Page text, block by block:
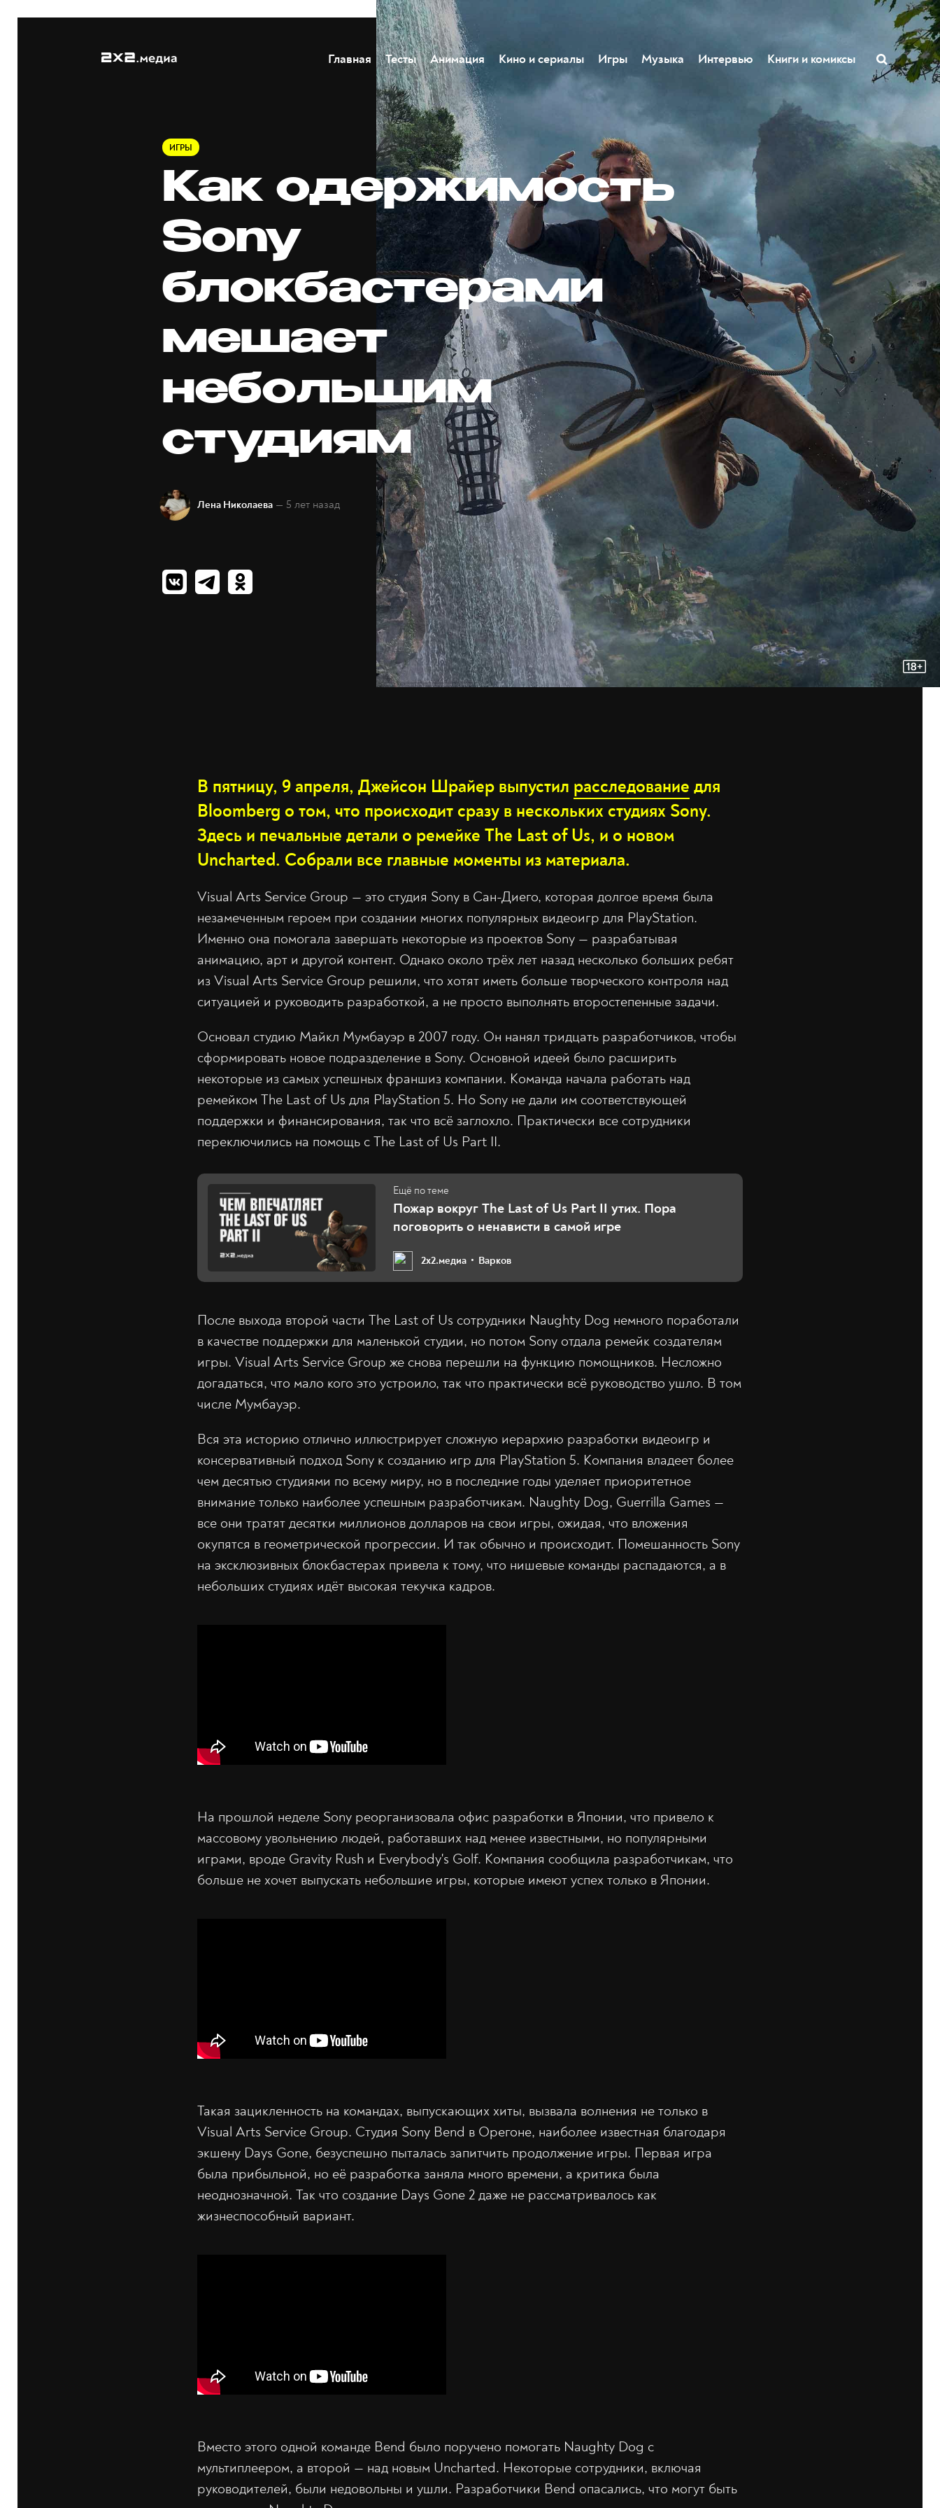
Главная Тесты Анимация Кино и сериалы Игры Музыка Интервью Книги и комиксы
ИГРЫ
Как одержимость
Sony
блокбастерами
мешает
небольшим
студиям
Лена Николаева — 5 лет назад
В пятницу, 9 апреля, Джейсон Шрайер выпустил расследование для
Bloomberg о том, что происходит сразу в нескольких студиях Sony.
Здесь и печальные детали о ремейке The Last of Us, и о новом
Uncharted. Собрали все главные моменты из материала.
Visual Arts Service Group — это студия Sony в Сан-Диего, которая долгое время была
незамеченным героем при создании многих популярных видеоигр для PlayStation.
Именно она помогала завершать некоторые из проектов Sony — разрабатывая
анимацию, арт и другой контент. Однако около трёх лет назад несколько больших ребят
из Visual Arts Service Group решили, что хотят иметь больше творческого контроля над
ситуацией и руководить разработкой, а не просто выполнять второстепенные задачи.
Основал студию Майкл Мумбауэр в 2007 году. Он нанял тридцать разработчиков, чтобы
сформировать новое подразделение в Sony. Основной идеей было расширить
некоторые из самых успешных франшиз компании. Команда начала работать над
ремейком The Last of Us для PlayStation 5. Но Sony не дали им соответствующей
поддержки и финансирования, так что всё заглохло. Практически все сотрудники
переключились на помощь с The Last of Us Part II.
Пожар вокруг The Last of Us Part II утих. Пора
поговорить о ненависти в самой игре
2х2.медиа Варков
После выхода второй части The Last of Us сотрудники Naughty Dog немного поработали
в качестве поддержки для маленькой студии, но потом Sony отдала ремейк создателям
игры. Visual Arts Service Group же снова перешли на функцию помощников. Несложно
догадаться, что мало кого это устроило, так что практически всё руководство ушло. В том
числе Мумбауэр.
Вся эта историю отлично иллюстрирует сложную иерархию разработки видеоигр и
консервативный подход Sony к созданию игр для PlayStation 5. Компания владеет более
чем десятью студиями по всему миру, но в последние годы уделяет приоритетное
внимание только наиболее успешным разработчикам. Naughty Dog, Guerrilla Games —
все они тратят десятки миллионов долларов на свои игры, ожидая, что вложения
окупятся в геометрической прогрессии. И так обычно и происходит. Помешанность Sony
на эксклюзивных блокбастерах привела к тому, что нишевые команды распадаются, а в
небольших студиях идёт высокая текучка кадров.
На прошлой неделе Sony реорганизовала офис разработки в Японии, что привело к
массовому увольнению людей, работавших над менее известными, но популярными
играми, вроде Gravity Rush и Everybody's Golf. Компания сообщила разработчикам, что
больше не хочет выпускать небольшие игры, которые имеют успех только в Японии.
Такая зацикленность на командах, выпускающих хиты, вызвала волнения не только в
Visual Arts Service Group. Студия Sony Bend в Орегоне, наиболее известная благодаря
экшену Days Gone, безуспешно пыталась запитчить продолжение игры. Первая игра
была прибыльной, но её разработка заняла много времени, а критика была
неоднозначной. Так что создание Days Gone 2 даже не рассматривалось как
жизнеспособный вариант.
Вместо этого одной команде Bend было поручено помогать Naughty Dog с
мультиплеером, а второй — над новым Uncharted. Некоторые сотрудники, включая
руководителей, были недовольны и ушли. Разработчики Bend опасались, что могут быть